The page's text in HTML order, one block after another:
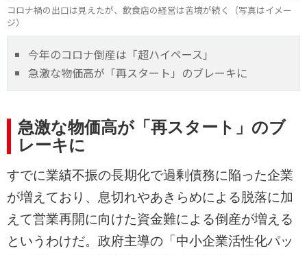
コロナ禍の出口は見えたが、飲食店の経営は苦境が続く（写真はイメー
ジ）
今年のコロナ倒産は「超ハイペース」
急激な物価高が「再スタート」のブレーキに
急激な物価高が「再スタート」のブ
レーキに
すでに業績不振の長期化で過剰債務に陥った企業
が増えており、息切れやあきらめによる脱落に加
えて営業再開に向けた資金難による倒産が増える
というわけだ。政府主導の「中小企業活性化パッ